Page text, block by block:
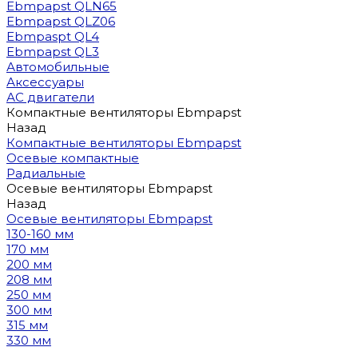
Ebmpapst QLN65
Ebmpapst QLZ06
Ebmpaspt QL4
Ebmpapst QL3
Автомобильные
Аксессуары
АС двигатели
Компактные вентиляторы Ebmpapst
Назад
Компактные вентиляторы Ebmpapst
Осевые компактные
Радиальные
Осевые вентиляторы Ebmpapst
Назад
Осевые вентиляторы Ebmpapst
130-160 мм
170 мм
200 мм
208 мм
250 мм
300 мм
315 мм
330 мм